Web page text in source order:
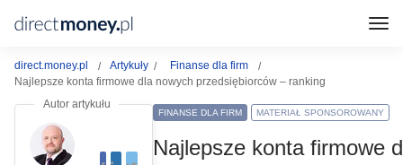
direct.money.pl Artykuły
Finanse dla firm
Najlepsze konta firmowe dla nowych przedsiębiorców – ranking
FINANSE DLA FIRM MATERIAŁ SPONSOROWANY
Najlepsze konta firmowe